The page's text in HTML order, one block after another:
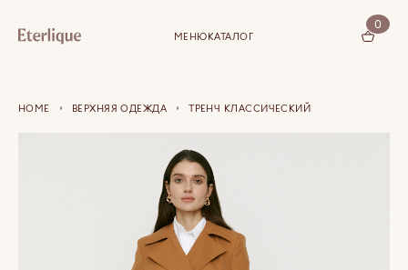
МЕНЮКАТАЛОГ
0
КОРЗИНА (0)
HOME ВЕРХНЯЯ ОДЕЖДА ТРЕНЧ КЛАССИЧЕСКИЙ